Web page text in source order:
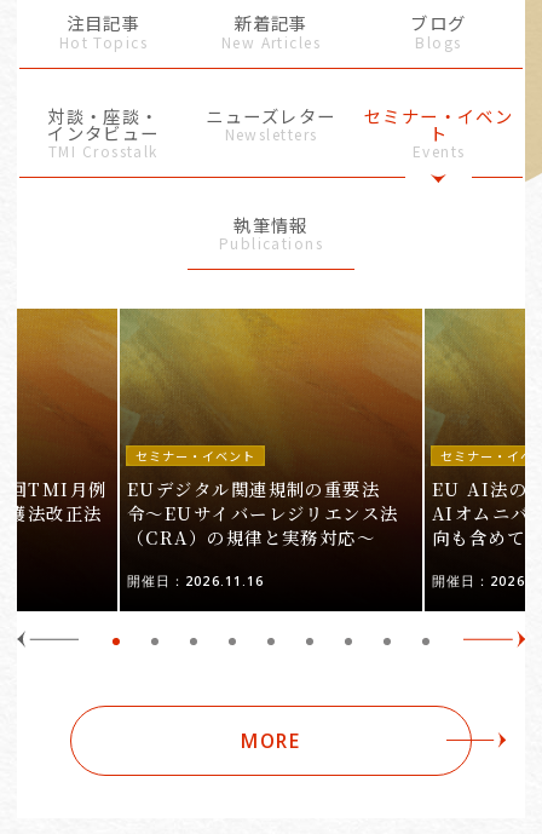
注目記事
Hot Topics
新着記事
New Articles
ブログ
Blogs
対談・座談・
インタビュー
TMI Crosstalk
ニューズレター
Newsletters
セミナー・イベン
ト
Events
執筆情報
Publications
回TMI月例
護法改正法
セミナー・イベント
EUデジタル関連規制の重要法
令〜EUサイバーレジリエンス法
（CRA）の規律と実務対応〜
開催日：2026.11.16
セミナー・イベ
EU AI法の
AIオムニバ
向も含めて
開催日：
MORE